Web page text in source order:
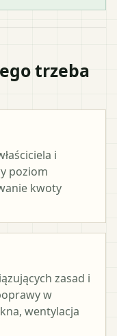
trzeba
i
poziom
kwoty
zasad i
w
wentylacja